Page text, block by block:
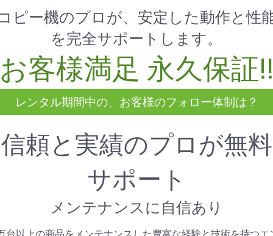
ピー機のプロが、安定した動作と性
を完全サポートします。
お客様満足 永久保証!!
レンタル期間中の、お客様のフォロー体制は？
信頼と実績のプロが無料
サポート
メンテナンスに自信あり